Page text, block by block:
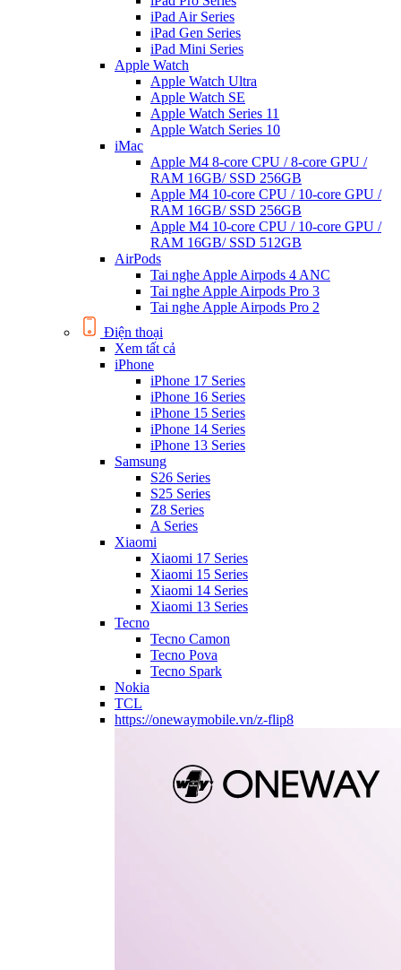
iPad Air Series
iPad Gen Series
iPad Mini Series
Apple Watch
Apple Watch Ultra
Apple Watch SE
Apple Watch Series 11
Apple Watch Series 10
iMac
Apple M4 8-core CPU / 8-core GPU /
RAM 16GB/ SSD 256GB
Apple M4 10-core CPU / 10-core GPU /
RAM 16GB/ SSD 256GB
Apple M4 10-core CPU / 10-core GPU /
RAM 16GB/ SSD 512GB
AirPods
Tai nghe Apple Airpods 4 ANC
Tai nghe Apple Airpods Pro 3
Tai nghe Apple Airpods Pro 2
Điện thoại
Xem tất cả
iPhone
iPhone 17 Series
iPhone 16 Series
iPhone 15 Series
iPhone 14 Series
iPhone 13 Series
Samsung
S26 Series
S25 Series
Z8 Series
A Series
Xiaomi
Xiaomi 17 Series
Xiaomi 15 Series
Xiaomi 14 Series
Xiaomi 13 Series
Tecno
Tecno Camon
Tecno Pova
Tecno Spark
Nokia
TCL
https://onewaymobile.vn/z-flip8